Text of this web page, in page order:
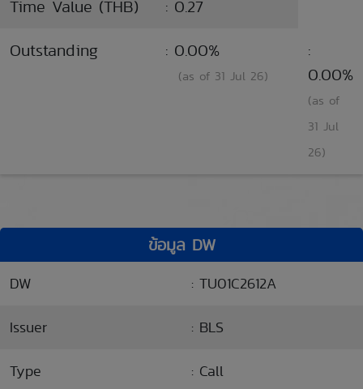
Time Value (THB)
: 0.27
Outstanding
: 0.00%
(as of 31 Jul 26)
:
0.00%
(as of
31 Jul
26)
ข้อมูล DW
DW : TU01C2612A
Issuer : BLS
Type : Call